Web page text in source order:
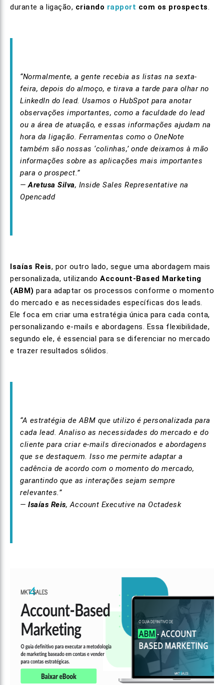
durante a ligação, criando rapport com os prospects.
“Normalmente, a gente recebia as listas na sexta-
feira, depois do almoço, e tirava a tarde para olhar no
LinkedIn do lead. Usamos o HubSpot para anotar
observações importantes, como a faculdade do lead
ou a área de atuação, e essas informações ajudam na
hora da ligação. Ferramentas como o OneNote
também são nossas ‘colinhas,’ onde deixamos à mão
informações sobre as aplicações mais importantes
para o prospect.”
—Aretusa Silva, Inside Sales Representative na
Opencadd
Isaías Reis, por outro lado, segue uma abordagem mais
personalizada, utilizando Account-Based Marketing
(ABM) para adaptar os processos conforme o momento
do mercado e as necessidades específicas dos leads.
Ele foca em criar uma estratégia única para cada conta,
personalizando e-mails e abordagens. Essa flexibilidade,
segundo ele, é essencial para se diferenciar no mercado
e trazer resultados sólidos.
“A estratégia de ABM que utilizo é personalizada para
cada lead. Analiso as necessidades do mercado e do
cliente para criar e-mails direcionados e abordagens
que se destaquem. Isso me permite adaptar a
cadência de acordo com o momento do mercado,
garantindo que as interações sejam sempre
relevantes.”
— Isaías Reis, Account Executive na Octadesk